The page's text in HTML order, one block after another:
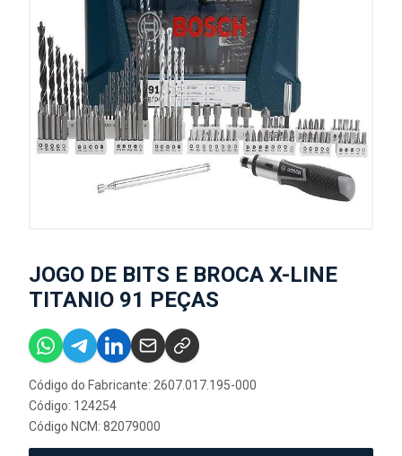
JOGO DE BITS E BROCA X-LINE
TITANIO 91 PEÇAS
Código do Fabricante: 2607.017.195-000
Código: 124254
Código NCM: 82079000